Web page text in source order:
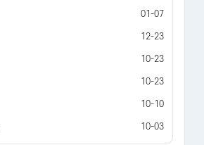
01-07
12-23
10-23
10-23
10-10
10-03